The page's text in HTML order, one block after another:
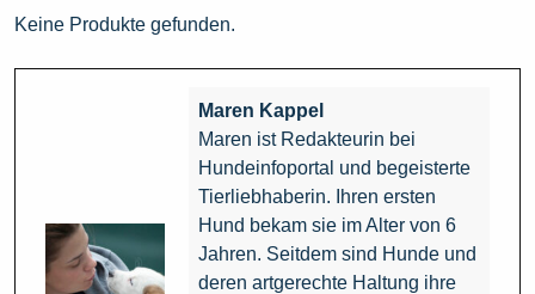
Keine Produkte gefunden.
Maren Kappel
Maren ist Redakteurin bei
Hundeinfoportal und begeisterte
Tierliebhaberin. Ihren ersten
Hund bekam sie im Alter von 6
Jahren. Seitdem sind Hunde und
deren artgerechte Haltung ihre